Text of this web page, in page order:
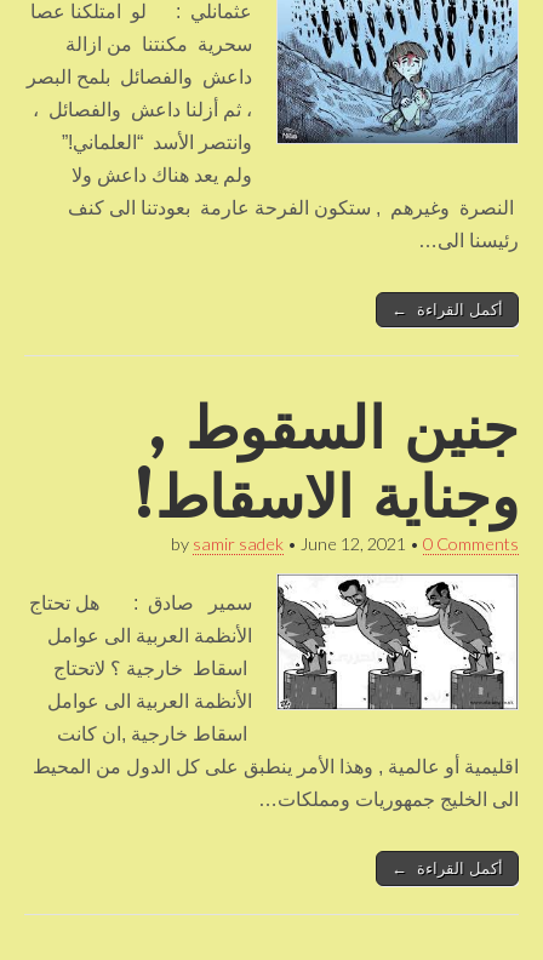
عثمانلي : لو امتلكنا عصا
سحرية مكنتنا من ازالة
داعش والفصائل بلمح البصر
، ثم أزلنا داعش والفصائل ،
وانتصر الأسد “العلماني!”
ولم يعد هناك داعش ولا
النصرة وغيرهم , ستكون الفرحة عارمة بعودتنا الى كنف
رئيسنا الى…
أكمل القراءة ←
جنين السقوط ,
وجناية الاسقاط!
by samir sadek • June 12, 2021 • 0 Comments
سمير صادق : هل تحتاج
الأنظمة العربية الى عوامل
اسقاط خارجية ؟ لاتحتاج
الأنظمة العربية الى عوامل
اسقاط خارجية ,ان كانت
اقليمية أو عالمية , وهذا الأمر ينطبق على كل الدول من المحيط
الى الخليج جمهوريات ومملكات…
أكمل القراءة ←